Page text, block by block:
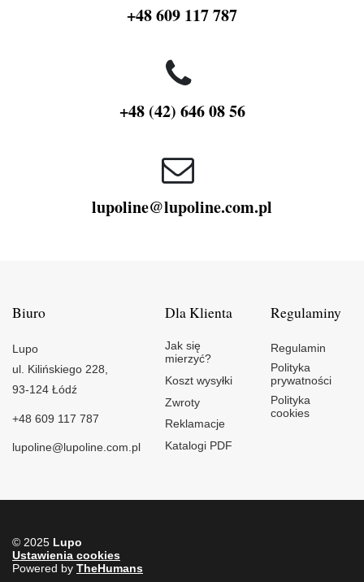
+48 609 117 787
+48 (42) 646 08 56
lupoline@lupoline.com.pl
Biuro
Lupo
ul. Kilińskiego 228,
93-124 Łódź
+48 609 117 787
lupoline@lupoline.com.pl
Dla Klienta
Jak się
mierzyć?
Koszt wysyłki
Zwroty
Reklamacje
Katalogi PDF
Regulaminy
Regulamin
Polityka
prywatności
Polityka
cookies
© 2025 Lupo
Ustawienia cookies
Powered by TheHumans